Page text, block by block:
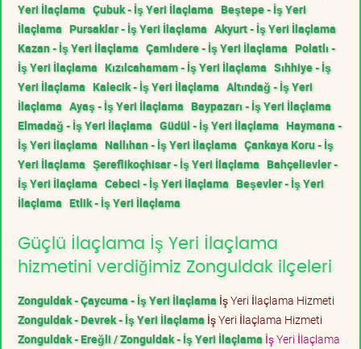
Yeri İlaçlama Çubuk - İş Yeri İlaçlama Beştepe - İş Yeri
İlaçlama Pursaklar - İş Yeri İlaçlama Akyurt - İş Yeri İlaçlama
Kazan - İş Yeri İlaçlama Çamlıdere - İş Yeri İlaçlama Polatlı -
İş Yeri İlaçlama Kızılcahamam - İş Yeri İlaçlama Sıhhiye - İş
Yeri İlaçlama Kalecik - İş Yeri İlaçlama Altındağ - İş Yeri
İlaçlama Ayaş - İş Yeri İlaçlama Baypazarı - İş Yeri İlaçlama
Elmadağ - İş Yeri İlaçlama Güdül - İş Yeri İlaçlama Haymana -
İş Yeri İlaçlama Nallıhan - İş Yeri İlaçlama Çankaya Koru - İş
Yeri İlaçlama Şereflikoçhisar - İş Yeri İlaçlama Bahçelievler -
İş Yeri İlaçlama Cebeci - İş Yeri İlaçlama Beşevler - İş Yeri
İlaçlama Etlik - İş Yeri İlaçlama
Güçlü İlaçlama İş Yeri İlaçlama
hizmetini verdiğimiz Zonguldak ilçeleri
Zonguldak - Çaycuma - İş Yeri İlaçlama İş Yeri İlaçlama Hizmeti
Zonguldak - Devrek - İş Yeri İlaçlama İş Yeri İlaçlama Hizmeti
Zonguldak - Ereğli / Zonguldak - İş Yeri İlaçlama İş Yeri İlaçlama